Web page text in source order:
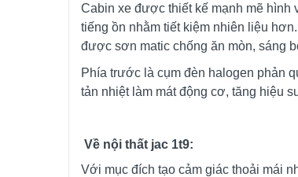
Cabin xe được thiết kế mạnh mẽ hình
tiếng ồn nhằm tiết kiệm nhiên liệu
được sơn matic chống ăn mòn, sáng
Phía trước là cụm đèn halogen phản
tản nhiệt làm mát động cơ, tăng hiệu
Về nội thất jac 1t9:
Với mục đích tạo cảm giác thoải mái